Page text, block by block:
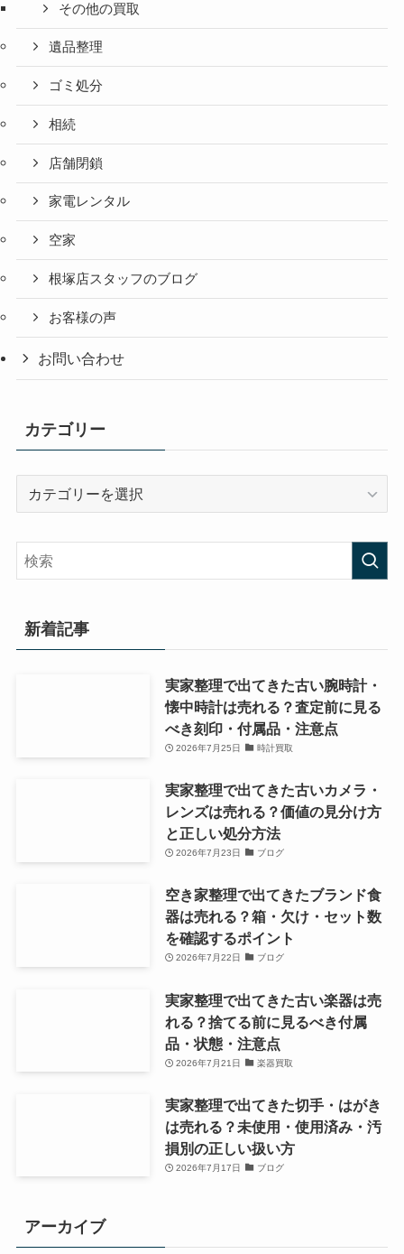
その他の買取
遺品整理
ゴミ処分
相続
店舗閉鎖
家電レンタル
空家
根塚店スタッフのブログ
お客様の声
お問い合わせ
カテゴリー
リ
ー
新着記事
実家整理で出てきた古い腕時計・
懐中時計は売れる？査定前に見る
べき刻印・付属品・注意点
2026年7月25日 時計買取
実家整理で出てきた古いカメラ・
レンズは売れる？価値の見分け方
と正しい処分方法
2026年7月23日 ブログ
空き家整理で出てきたブランド食
器は売れる？箱・欠け・セット数
を確認するポイント
2026年7月22日 ブログ
実家整理で出てきた古い楽器は売
れる？捨てる前に見るべき付属
品・状態・注意点
2026年7月21日 楽器買取
実家整理で出てきた切手・はがき
は売れる？未使用・使用済み・汚
損別の正しい扱い方
2026年7月17日 ブログ
アーカイブ